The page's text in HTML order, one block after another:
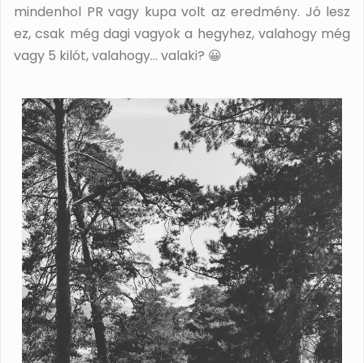
mindenhol PR vagy kupa volt az eredmény. Jó lesz
ez, csak még dagi vagyok a hegyhez, valahogy még
vagy 5 kilót, valahogy… valaki? 😀